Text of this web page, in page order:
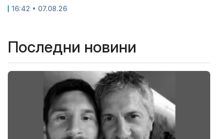
16:42 • 07.08.26
Последни новини